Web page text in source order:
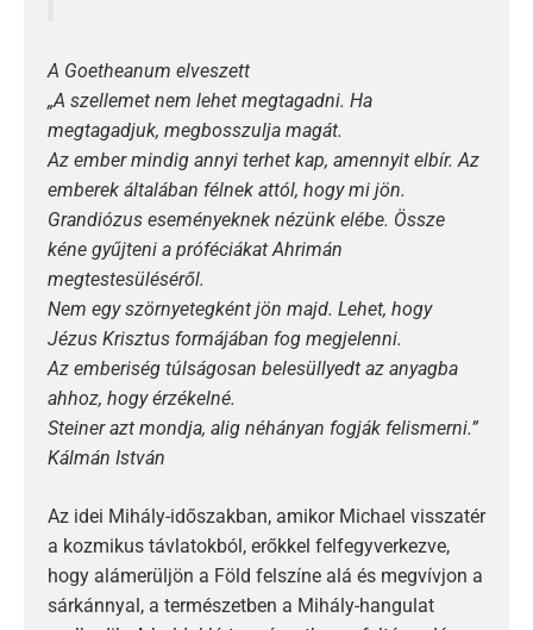
A Goetheanum elveszett
„A szellemet nem lehet megtagadni. Ha
megtagadjuk, megbosszulja magát.
Az ember mindig annyi terhet kap, amennyit elbír. Az
emberek általában félnek attól, hogy mi jön.
Grandiózus eseményeknek nézünk elébe. Össze
kéne gyűjteni a próféciákat Ahrimán
megtestesüléséről.
Nem egy szörnyetegként jön majd. Lehet, hogy
Jézus Krisztus formájában fog megjelenni.
Az emberiség túlságosan belesüllyedt az anyagba
ahhoz, hogy érzékelné.
Steiner azt mondja, alig néhányan fogják felismerni.”
Kálmán István
Az idei Mihály-időszakban, amikor Michael visszatér
a kozmikus távlatokból, erőkkel felfegyverkezve,
hogy alámerüljön a Föld felszíne alá és megvívjon a
sárkánnyal, a természetben a Mihály-hangulat